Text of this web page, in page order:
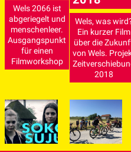
Wels 2066 ist
abgeriegelt und
menschenleer.
Ausgangspunkt
für einen
Filmworkshop
Wels, was
Ein kurzer Film
über die
von Wels.
2018